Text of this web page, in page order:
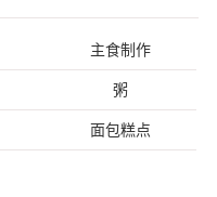
主食制作
粥
面包糕点